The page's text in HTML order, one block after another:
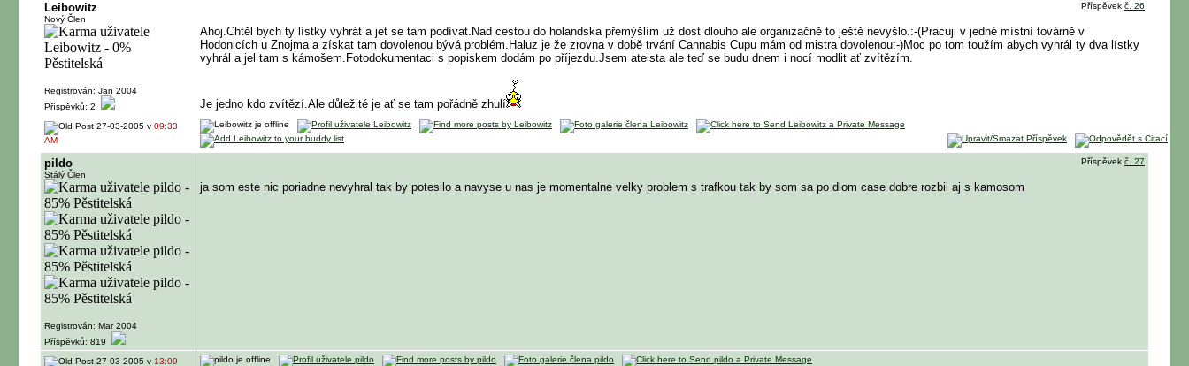
Leibowitz
Nový Člen
Registrován: Jan 2004
Příspěvků: 2
Příspěvek č. 26
Ahoj.Chtěl bych ty lístky vyhrát a jet se tam podívat.Nad cestou do holandska přemýšlím už dost dlouho ale organizačně to ještě nevyšlo.:-(Pracuji v jedné místní továrně v
Hodonicích u Znojma a získat tam dovolenou bývá problém.Haluz je že zrovna v době trvání Cannabis Cupu mám od mistra dovolenou:-)Moc po tom toužím abych vyhrál ty dva lístky
vyhrál a jel tam s kámošem.Fotodokumentaci s popiskem dodám po příjezdu.Jsem ateista ale teď se budu dnem i nocí modlit ať zvítězím.
Je jedno kdo zvítězí.Ale důležité je ať se tam pořádně zhulí
27-03-2005 v 09:33
AM
pildo
Stálý Člen
Registrován: Mar 2004
Příspěvků: 819
Příspěvek č. 27
ja som este nic poriadne nevyhral tak by potesilo a navyse u nas je momentalne velky problem s trafkou tak by som sa po dlom case dobre rozbil aj s kamosom
27-03-2005 v 13:09